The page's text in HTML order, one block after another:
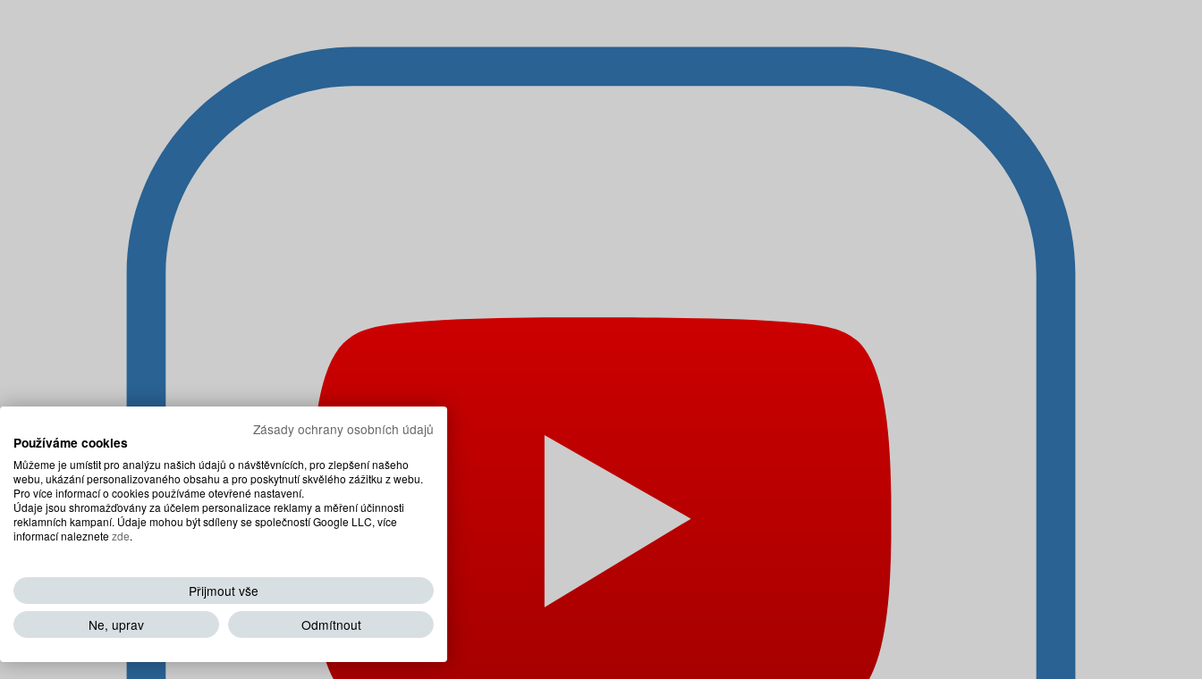
Zásady ochrany osobních údajů
Používáme cookies
Můžeme je umístit pro analýzu našich údajů o návštěvnících, pro zlepšení našeho
webu, ukázání personalizovaného obsahu a pro poskytnutí skvělého zážitku z webu.
Pro více informací o cookies používáme otevřené nastavení.
Údaje jsou shromažďovány za účelem personalizace reklamy a měření účinnosti
reklamních kampaní. Údaje mohou být sdíleny se společností Google LLC, více
informací naleznetezde.
Přijmout vše
Ne, uprav
Odmítnout